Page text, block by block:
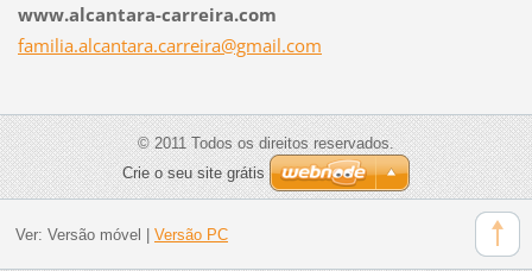
www.alcantara-carreira.com
familia.alcantara.carreira@gmail.com
© 2011 Todos os direitos reservados.
Crie o seu site grátis
Ver: Versão móvel Versão PC